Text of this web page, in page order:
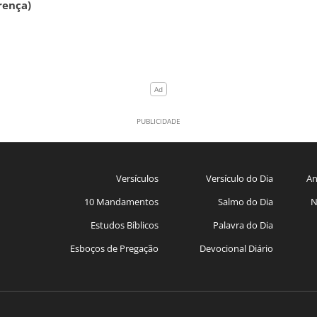
Versículos
10 Mandamentos
Estudos Bíblicos
Esboços de Pregação
Versículo do Dia
Salmo do Dia
Palavra do Dia
Devocional Diário